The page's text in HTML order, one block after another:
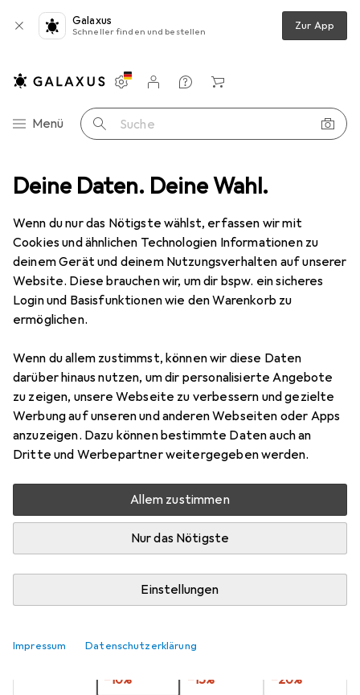
Deine Daten. Deine Wahl.
Wenn du nur das Nötigste wählst, erfassen wir mit
Cookies und ähnlichen Technologien Informationen zu
deinem Gerät und deinem Nutzungsverhalten auf unserer
Website. Diese brauchen wir, um dir bspw. ein sicheres
Login und Basisfunktionen wie den Warenkorb zu
ermöglichen.
Wenn du allem zustimmst, können wir diese Daten
darüber hinaus nutzen, um dir personalisierte Angebote
zu zeigen, unsere Webseite zu verbessern und gezielte
Werbung auf unseren und anderen Webseiten oder Apps
anzuzeigen. Dazu können bestimmte Daten auch an
Dritte und Werbepartner weitergegeben werden.
Allem zustimmen
Nur das Nötigste
Einstellungen
Impressum Datenschutzerklärung
Galaxus
Schneller finden und bestellen Zur App
Navigation nach Kategorien
Menü Suche
Einstellungen
Kundenkonto
Vergleichslisten
Merklisten
Warenkorb
Verlängerungskabel InLine Kaltgeraeteverlaengerung schwarz 3m
5 Bilder
MENGENRABATT
InLine Kaltgeraeteverlaengerung
schwarz 3m
3 m
Preis in EUR inkl. MwSt.
EUR
7,84
Mehr von InLine
Zwischen Fr, 7.8. und Mo, 10.8. geliefert
Mehr als 10 Stück an Lager beim Lieferanten
Lieferort angeben für genaue Lieferzeit
EUR
8,72
EUR
7,84
−10%
EUR
7,43
−15% −20%